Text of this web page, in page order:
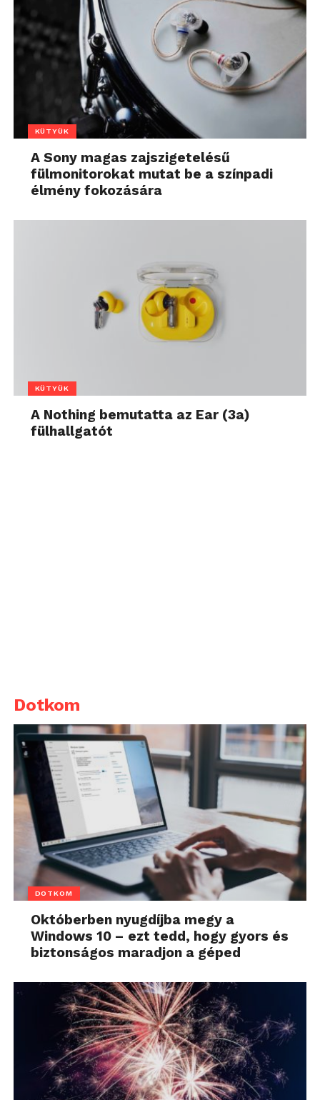
KÜTYÜK
A Sony magas zajszigetelésű
fülmonitorokat mutat be a színpadi
élmény fokozására
KÜTYÜK
A Nothing bemutatta az Ear (3a)
fülhallgatót
Dotkom
DOTKOM
Októberben nyugdíjba megy a
Windows 10 – ezt tedd, hogy gyors és
biztonságos maradjon a géped